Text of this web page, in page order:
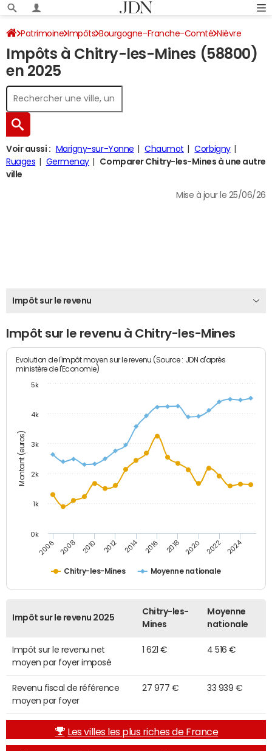
Patrimoine Impôts Bourgogne-Franche-Comté Nièvre
Chitry-les-Mines Impôt sur le revenu
Impôts à Chitry-les-Mines (58800)
en 2025
Voir aussi : Marigny-sur-Yonne Chaumot
Corbigny
Ruages
Germenay
Comparer Chitry-les-Mines à une autre
ville
Mise à jour le 25/06/26
Impôt sur le revenu
Impôt sur le revenu à Chitry-les-Mines
Montant (euros)
Evolution de l'impôt moyen sur le revenu (Source : JDN d'après
ministère de l'Economie)
Chitry-les-Mines Moyenne nationale
2006 2008 2010 2012 2014 2016 2018 2020 2022 2024
0k
1k
2k
3k
4k
5k
Impôt sur le revenu 2025
Chitry-les-
Mines
Moyenne
nationale
Impôt sur le revenu net
moyen par foyer imposé
1 621 € 4 516 €
Revenu fiscal de référence
moyen par foyer
27 977 € 33 939 €
Les villes les plus riches de France